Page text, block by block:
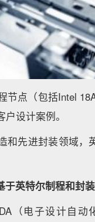
节点（包括Intel
设计案例。
和先进封装领域，
于英特尔制程和封
（电子设计自动